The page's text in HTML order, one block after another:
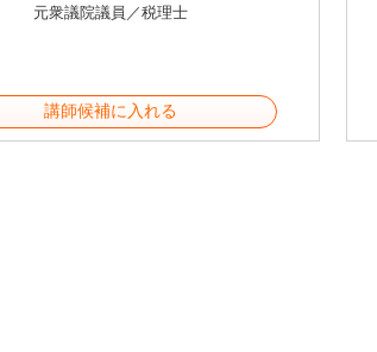
元衆議院議員／税理士
講師候補に入れる